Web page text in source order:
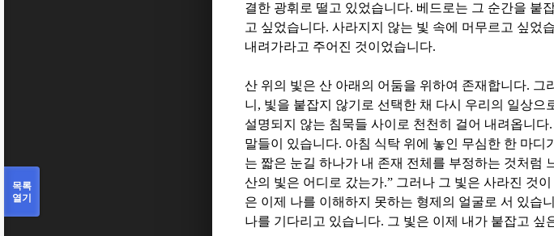
결한 광휘로 떨고 있었습니다. 베드로는 그 순간을 붙
고 싶었습니다. 사라지지 않는 빛 속에 머무르고 싶었
내려가라고 주어진 것이었습니다.
산 위의 빛은 산 아래의 어둠을 위하여 존재합니다. 그
니 , 빛을 붙잡지 않기로 선택한 채 다시 우리의 일상으
설명되지 않는 침묵들 사이로 천천히 걸어 내려옵니다.
말들이 있습니다. 아침 식탁 위에 놓인 무심한 한 마디
는 짧은 눈길 하나가 내 존재 전체를 부정하는 것처럼
산의 빛은 어디로 갔는가.” 그러나 그 빛은 사라진 것
은 이제 나를 이해하지 못하는 형제의 얼굴로 서 있습
나를 기다리고 있습니다. 그 빛은 이제 내가 붙잡고 싶
목록
열기